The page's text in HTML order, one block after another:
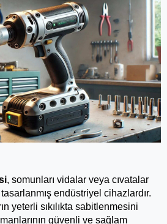
, somunları vidalar veya cıvatalar
endüstriyel cihazlardır.
yeterli sıkılıkta sabitlenmesini
güvenli ve sağlam